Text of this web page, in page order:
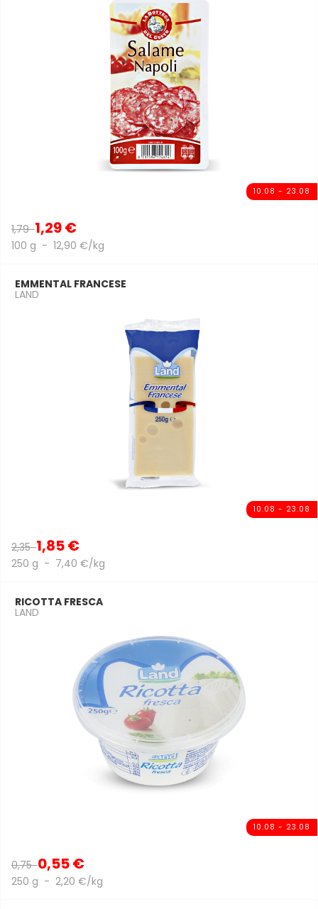
10.08 - 23.08
1,791,29 €
100 g - 12,90 €/kg
10.08 - 23.08
EMMENTAL FRANCESE
LAND
2,351,85 €
250 g - 7,40 €/kg
10.08 - 23.08
RICOTTA FRESCA
LAND
0,750,55 €
250 g - 2,20 €/kg